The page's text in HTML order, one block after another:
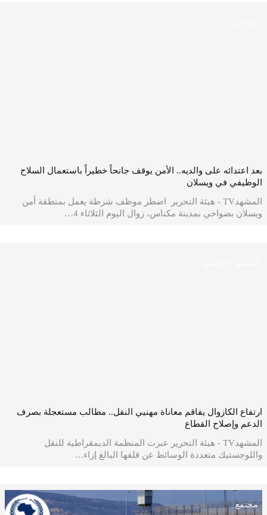
بعد اعتدائه على والديه.. الأمن يوقف جانحاً خطيراً باستعمال السلاح
الوظيفي في ويسلان
المشهدTV - هيئة التحرير اضطر موظف شرطة يعمل بمنطقة أمن
ويسلان بضواحي بمدينة مكناس، زوال اليوم الثلاثاء 4…
ارتفاع الكازوال يفاقم معاناة مهنيي النقل.. مطالب مستعجلة بصرف
الدعم وإصلاح القطاع
المشهدTV - هيئة التحرير عبرت المنظمة الديمقراطية للنقل
واللوجستيك متعددة الوسائط عن قلقها البالغ إزاء…
مجتمع